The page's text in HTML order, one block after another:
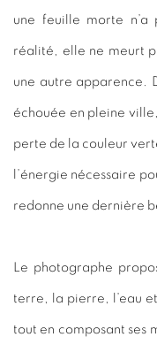
une feuille morte n’a
réalité, elle ne meurt
une autre apparence.
échouée en pleine
perte de la couleur
l’énergie nécessaire
redonne une dernière
Le photographe
terre, la pierre, l’eau
tout en composant ses